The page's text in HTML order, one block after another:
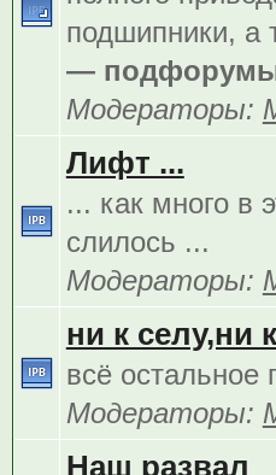
подшипники,
—
Модераторы:
Лифт ...
... как много в
слилось ...
Модераторы:
ни к селу,ни
всё
Модераторы:
Наш развал